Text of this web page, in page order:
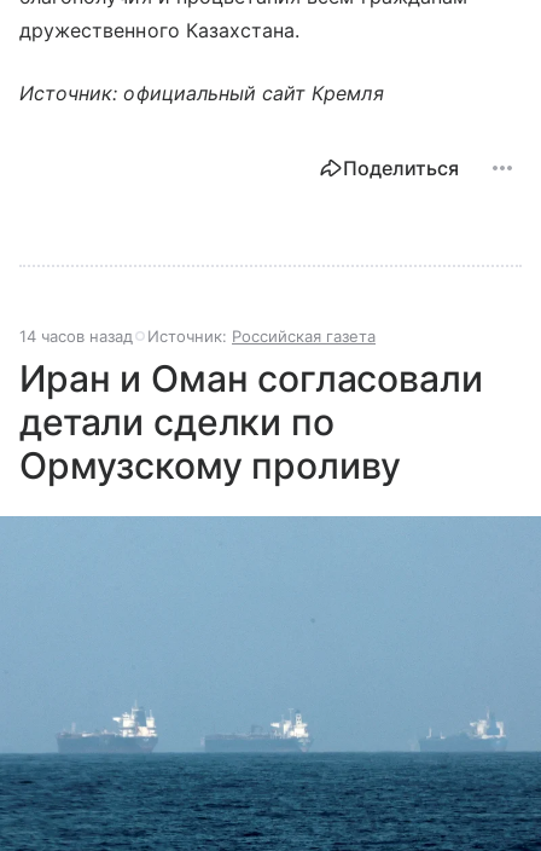
дружественного Казахстана.
Источник: официальный сайт Кремля
Поделиться
14 часов назад Источник: Российская газета
Иран и Оман согласовали
детали сделки по
Ормузскому проливу